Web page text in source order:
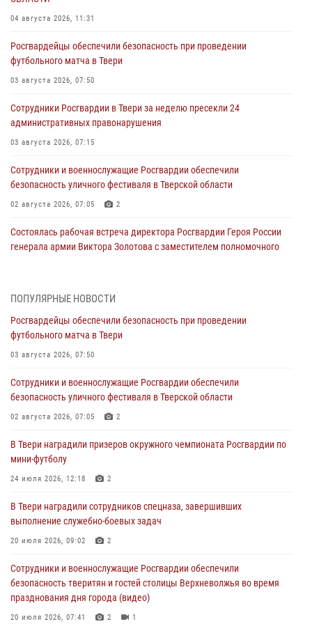
04 августа 2026, 11:31
Росгвардейцы обеспечили безопасность при проведении
футбольного матча в Твери
03 августа 2026, 07:50
Сотрудники Росгвардии в Твери за неделю пресекли 24
административных правонарушения
03 августа 2026, 07:15
Сотрудники и военнослужащие Росгвардии обеспечили
безопасность уличного фестиваля в Тверской области
02 августа 2026, 07:05 2
Состоялась рабочая встреча директора Росгвардии Героя России
генерала армии Виктора Золотова с заместителем полномочного
31 июля 2026, 05:42 4
Росгвардейцы в Твери приняли участие в молебне, посвященном
Дню Крещения Руси
28 июля 2026, 11:30
Сотрудники вневедомственной охраны совершили 250 выездов и
пресекли 20 правонарушений за неделю в Тверской области
27 июля 2026, 08:29
В Твери наградили призеров окружного чемпионата Росгвардии по
мини-футболу
24 июля 2026, 12:18 2
Росгвардейцы оказали помощь водителю на дороге в городе Кашин
22 июля 2026, 08:35
ПОПУЛЯРНЫЕ НОВОСТИ
Росгвардейцы обеспечили безопасность при проведении
футбольного матча в Твери
03 августа 2026, 07:50
Сотрудники и военнослужащие Росгвардии обеспечили
безопасность уличного фестиваля в Тверской области
02 августа 2026, 07:05 2
В Твери наградили призеров окружного чемпионата Росгвардии по
мини-футболу
24 июля 2026, 12:18 2
В Твери наградили сотрудников спецназа, завершивших
выполнение служебно-боевых задач
20 июля 2026, 09:02 2
Сотрудники и военнослужащие Росгвардии обеспечили
безопасность тверитян и гостей столицы Верхневолжья во время
празднования дня города (видео)
20 июля 2026, 07:41 2 1